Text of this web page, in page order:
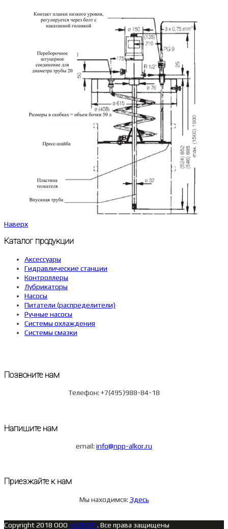
Наверх
Каталог продукции
Аксессуары
Гидравлические станции
Контроллеры
Лубрикаторы
Насосы
Питатели (распределители)
Ручные насосы
Системы охлаждения
Системы смазки
Позвоните нам
Телефон: +7(495)988-84-18
Напишите нам
email: info@npp-alkor.ru
Приезжайте к нам
Мы находимся: Здесь
Copyright 2018 ООО «АЛКОР». Все права защищены